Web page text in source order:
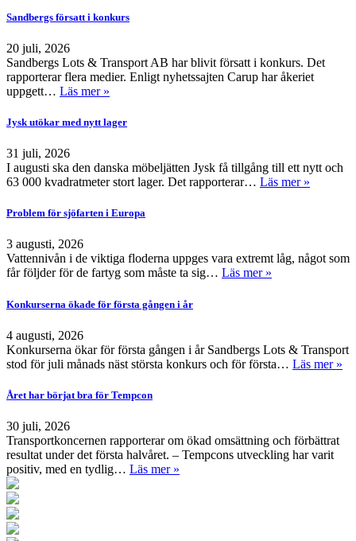
Sandbergs försatt i konkurs
20 juli, 2026
Sandbergs Lots & Transport AB har blivit försatt i konkurs. Det
rapporterar flera medier. Enligt nyhetssajten Carup har åkeriet
uppgett… Läs mer »
Jysk utökar med nytt lager
31 juli, 2026
I augusti ska den danska möbeljätten Jysk få tillgång till ett nytt och
63 000 kvadratmeter stort lager. Det rapporterar… Läs mer »
Problem för sjöfarten i Europa
3 augusti, 2026
Vattennivån i de viktiga floderna uppges vara extremt låg, något som
får följder för de fartyg som måste ta sig… Läs mer »
Konkurserna ökade för första gången i år
4 augusti, 2026
Konkurserna ökar för första gången i år Sandbergs Lots & Transport
stod för juli månads näst största konkurs och för första… Läs mer »
Året har börjat bra för Tempcon
30 juli, 2026
Transportkoncernen rapporterar om ökad omsättning och förbättrat
resultat under det första halvåret. – Tempcons utveckling har varit
positiv, med en tydlig… Läs mer »